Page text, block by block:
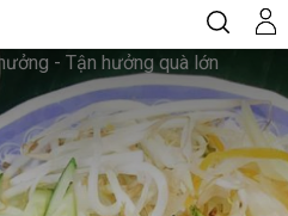
- Tận hưởng quà lớn